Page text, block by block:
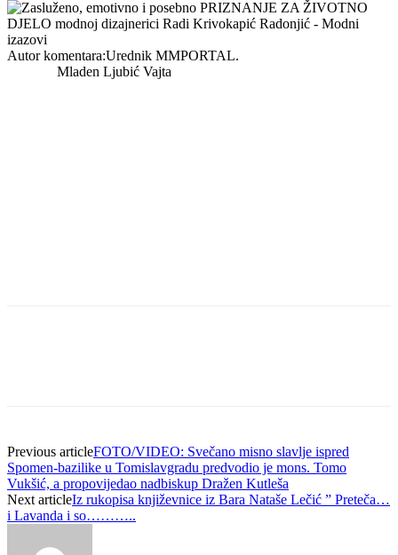
Autor komentara:Urednik MMPORTAL.
Mladen Ljubić Vajta
Previous articleFOTO/VIDEO: Svečano misno slavlje ispred
Spomen-bazilike u Tomislavgradu predvodio je mons. Tomo
Vukšić, a propovijedao nadbiskup Dražen Kutleša
Next articleIz rukopisa književnice iz Bara Nataše Lečić ” Preteča…
i Lavanda i so………..